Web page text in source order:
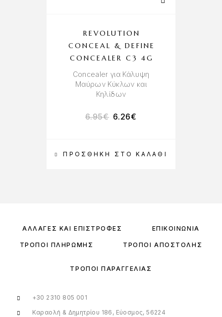
ΠΡΟΣΘΉΚΗ ΣΤΟ ΚΑΛΆΘΙ
REVOLUTION
CONCEAL & DEFINE
CONCEALER C3 4G
Concealer για Κάλυψη
Μαύρων Κύκλων και
Κηλίδων
6.95€ 6.26€
ΑΛΛΑΓΈΣ ΚΑΙ ΕΠΙΣΤΡΟΦΈΣ ΕΠΙΚΟΙΝΩΝΊΑ
ΤΡΌΠΟΙ ΠΛΗΡΩΜΉΣ ΤΡΌΠΟΙ ΑΠΟΣΤΟΛΉΣ
ΤΡΌΠΟΙ ΠΑΡΑΓΓΕΛΊΑΣ
+30 2310 805 001
Καραολή & Δημητρίου 186, Εύοσμος, 56224